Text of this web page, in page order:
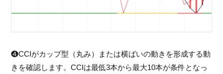
❹CCIがカップ型（丸み）または横ばいの動きを形成する動
きを確認します。CCIは最低3本から最大10本が条件となっ